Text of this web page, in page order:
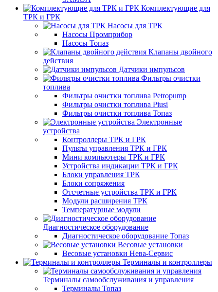
Комплектующие для
ТРК и ГРК
Насосы для ТРК
Насосы Промприбор
Насосы Топаз
Клапаны двойного
действия
Датчики импульсов
Фильтры очистки
топлива
Фильтры очистки топлива Petropump
Фильтры очистки топлива Piusi
Фильтры очистки топлива Топаз
Электронные
устройства
Контроллеры ТРК и ГРК
Пульты управления ТРК и ГРК
Мини компьютеры ТРК и ГРК
Устройства индикации ТРК и ГРК
Блоки управления ТРК
Блоки сопряжения
Отсчетные устройства ТРК и ГРК
Модули расширения ТРК
Температурные модули
Диагностическое оборудование
Диагностическое оборудование Топаз
Весовые установки
Весовые установки Нева-Сервис
Терминалы и контроллеры
Терминалы самообслуживания и управления
Терминалы Топаз